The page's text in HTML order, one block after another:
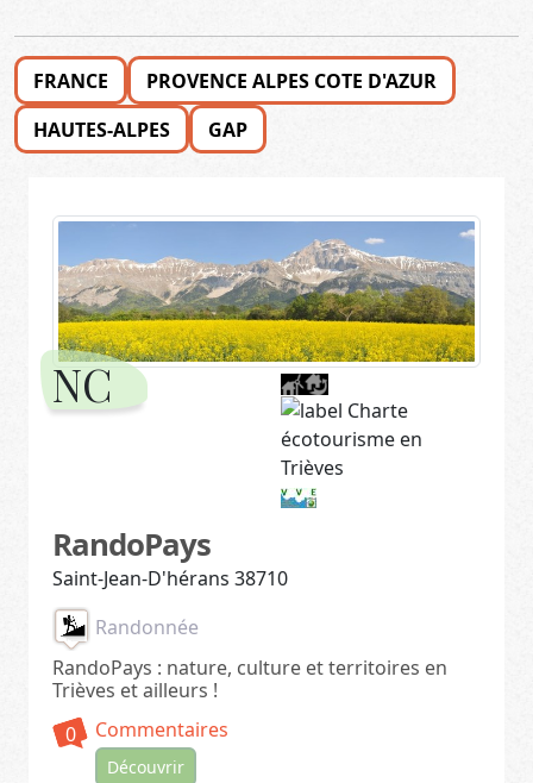
FRANCE
PROVENCE ALPES COTE D'AZUR
HAUTES-ALPES
GAP
NC
RandoPays
Saint-Jean-D'hérans 38710
Randonnée
RandoPays : nature, culture et territoires en
Trièves et ailleurs !
0
Commentaires
Découvrir